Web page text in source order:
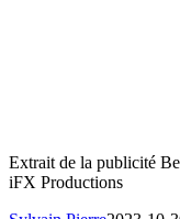
Extrait de la publicité
iFX Productions